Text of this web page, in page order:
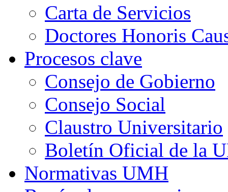
Carta de Servicios
Doctores Honoris
Procesos clave
Consejo de Gobierno
Consejo Social
Claustro Universitario
Boletín Oficial de la
Normativas UMH